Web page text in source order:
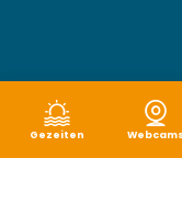
Gezeiten Webcams